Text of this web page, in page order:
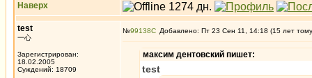
Наверх
test
一心
Зарегистрирован:
18.02.2005
Суждений: 18709
№99138 Добавлено: Пт 23 Сен 11, 14:18 (15 лет
максим дентовский пишет:
test